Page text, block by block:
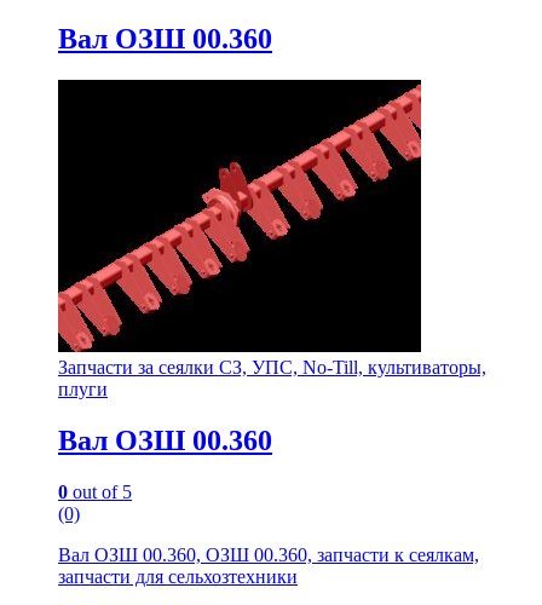
Вал ОЗШ 00.360
Запчасти за сеялки СЗ, УПС, No-Till, культиваторы,
плуги
Вал ОЗШ 00.360
0 out of 5
(0)
Вал ОЗШ 00.360, ОЗШ 00.360, запчасти к сеялкам,
запчасти для сельхозтехники